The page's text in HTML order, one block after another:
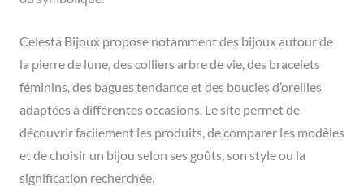
Celesta Bijoux propose notamment des bijoux autour de
la pierre de lune, des colliers arbre de vie, des bracelets
féminins, des bagues tendance et des boucles d’oreilles
adaptées à différentes occasions. Le site permet de
découvrir facilement les produits, de comparer les modèles
et de choisir un bijou selon ses goûts, son style ou la
signification recherchée.